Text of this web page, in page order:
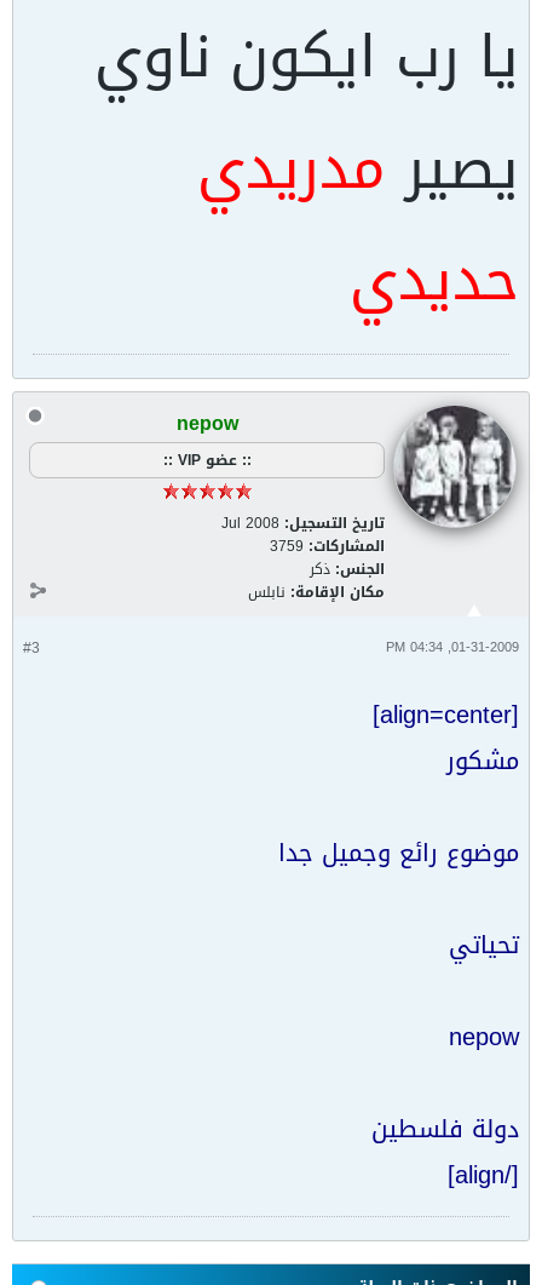
يا رب ايكون ناوي
يصيرمدريدي
حديدي
nepow
:: عضو VIP ::
تاريخ التسجيل: Jul 2008
المشاركات: 3759
الجنس: ذكر
مكان الإقامة: نابلس
#3 01-31-2009, 04:34 PM
[align=center]
مشكور
موضوع رائع وجميل جدا
تحياتي
nepow
دولة فلسطين
[/align]